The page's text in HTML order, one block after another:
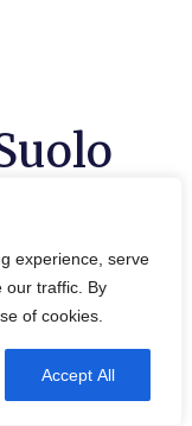
experience, serve
our traffic. By
of cookies.
Accept All
è
e
da